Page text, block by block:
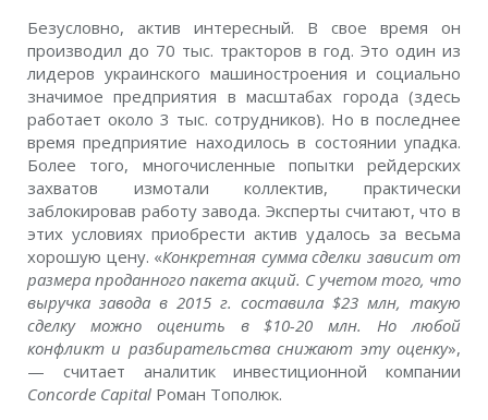
Безусловно, актив интересный. В свое время он
производил до 70 тыс. тракторов в год. Это один из
лидеров украинского машиностроения и социально
значимое предприятия в масштабах города (здесь
работает около 3 тыс. сотрудников). Но в последнее
время предприятие находилось в состоянии упадка.
Более того, многочисленные попытки рейдерских
захватов измотали коллектив, практически
заблокировав работу завода. Эксперты считают, что в
этих условиях приобрести актив удалось за весьма
хорошую цену. «Конкретная сумма сделки зависит от
размера проданного пакета акций. С учетом того, что
выручка завода в 2015 г. составила $23 млн, такую
сделку можно оценить в $10-20 млн. Но любой
конфликт и разбирательства снижают эту оценку»,
— считает аналитик инвестиционной компании
Concorde Capital Роман Тополюк.